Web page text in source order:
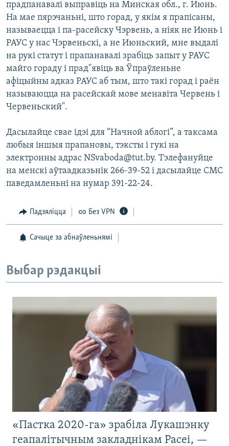
прадпанавалі выправіць на Минская обл., г. Июнь.
На мае пярэчаньні, што горад, у якім я прапісаны,
называецца і па-расейску Чэрвень, а ніяк не Июнь і
РАУС у нас Чэрвеньскі, а не Июньский, мне выдалі
на рукі статут і прапанавалі зрабіць запыт у РАУС
майго гораду і прад''явіць ва Ўпраўленьне
афіцыйны адказ РАУС аб тым, што такі горад і раён
называюцца на расейскай мове менавіта Червень і
Червеньский".
Дасылайце свае ідэі для “Начной аблогі”, а таксама
любыя іншыя прапановы, тэксты і гукі на
электронны адрас NSvaboda@tut.by. Тэлефануйце
на менскі аўтаадказьнік 266-39-52 і дасылайце СМС
паведамленьні на нумар 391-22-24.
Падзяліцца Без VPN
Сачыце за абнаўленьнямі
Выбар рэдакцыі
«Пастка 2020-га» зрабіла Лукашэнку
геапалітычным закладнікам Расеі, —